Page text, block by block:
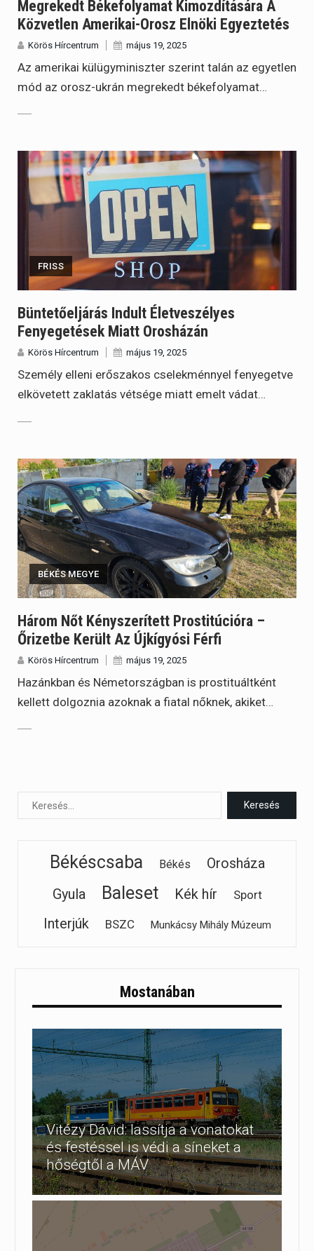
Megrekedt Békefolyamat Kimozdítására A
Közvetlen Amerikai-Orosz Elnöki Egyeztetés
Körös Hírcentrum május 19, 2025
Az amerikai külügyminiszter szerint talán az egyetlen
mód az orosz-ukrán megrekedt békefolyamat…
FRISS
Büntetőeljárás Indult Életveszélyes
Fenyegetések Miatt Orosházán
Körös Hírcentrum május 19, 2025
Személy elleni erőszakos cselekménnyel fenyegetve
elkövetett zaklatás vétsége miatt emelt vádat…
BÉKÉS MEGYE
Három Nőt Kényszerített Prostitúcióra –
Őrizetbe Került Az Újkígyósi Férfi
Körös Hírcentrum május 19, 2025
Hazánkban és Németországban is prostituáltként
kellett dolgoznia azoknak a fiatal nőknek, akiket…
Békéscsaba Békés
Orosháza
Gyula
Baleset Kék hír Sport
Interjúk BSZC Munkácsy Mihály Múzeum
Mostanában
Vitézy Dávid: lassítja a vonatokat
és festéssel is védi a síneket a
hőségtől a MÁV